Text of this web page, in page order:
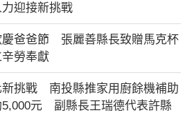
迎接新挑戰
慶爸爸節 張麗善縣長致贈馬克杯
勞奉獻
新挑戰 南投縣推家用廚餘機補助
5,000元 副縣長王瑞德代表許縣